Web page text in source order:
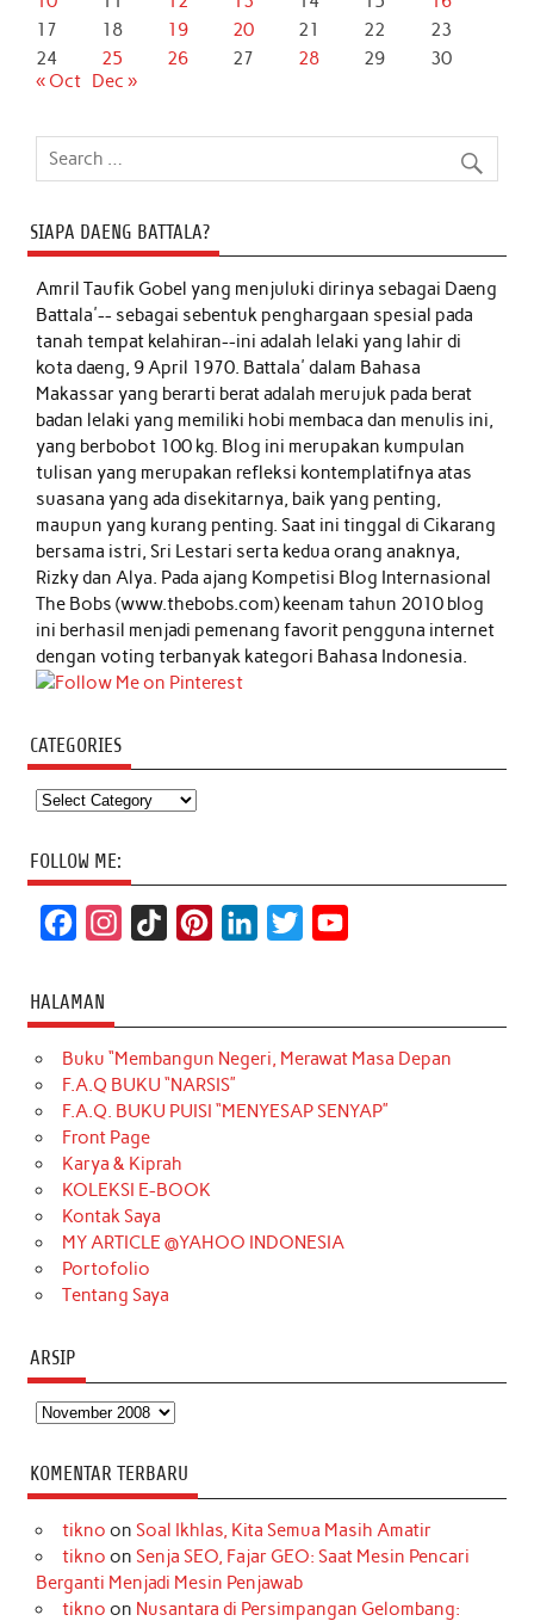
17
18 19 20 21 22
23
24
25 26 27 28 29
30
« Oct Dec »
SIAPA DAENG BATTALA?
Amril Taufik Gobelyang menjuluki dirinya sebagai Daeng
Battala'-- sebagai sebentuk penghargaan spesial pada
tanah tempat kelahiran--ini adalah lelaki yang lahir di
kota daeng, 9 April 1970. Battala' dalam Bahasa
Makassar yang berarti berat adalah merujuk pada berat
badan lelaki yang memiliki hobi membaca dan menulis ini,
yang berbobot 100 kg. Blog ini merupakan kumpulan
tulisan yang merupakan refleksi kontemplatifnya atas
suasana yang ada disekitarnya, baik yang penting,
maupun yang kurang penting. Saat ini tinggal di Cikarang
bersama istri, Sri Lestari serta kedua orang anaknya,
Rizky dan Alya. Pada ajang Kompetisi Blog Internasional
The Bobs (www.thebobs.com) keenam tahun 2010 blog
ini berhasil menjadi pemenang favorit pengguna internet
dengan voting terbanyak kategori Bahasa Indonesia.
CATEGORIES
Categories
FOLLOW ME:
c
e
b
o
o
k
t
a
g
r
a
m
T
o
k
t
e
r
k
e
d
t
t
e
T
u
b
HALAMAN
Buku “Membangun Negeri, Merawat Masa Depan
F.A.Q BUKU “NARSIS”
F.A.Q. BUKU PUISI “MENYESAP SENYAP”
Front Page
Karya & Kiprah
KOLEKSI E-BOOK
Kontak Saya
MY ARTICLE @YAHOO INDONESIA
Portofolio
Tentang Saya
ARSIP
Arsip
KOMENTAR TERBARU
tikno on Soal Ikhlas, Kita Semua Masih Amatir
tikno on Senja SEO, Fajar GEO: Saat Mesin Pencari
Berganti Menjadi Mesin Penjawab
tikno on Nusantara di Persimpangan Gelombang: